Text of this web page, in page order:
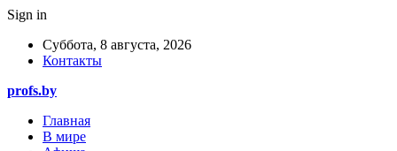
Sign in
Суббота, 8 августа, 2026
Контакты
profs.by
Главная
В мире